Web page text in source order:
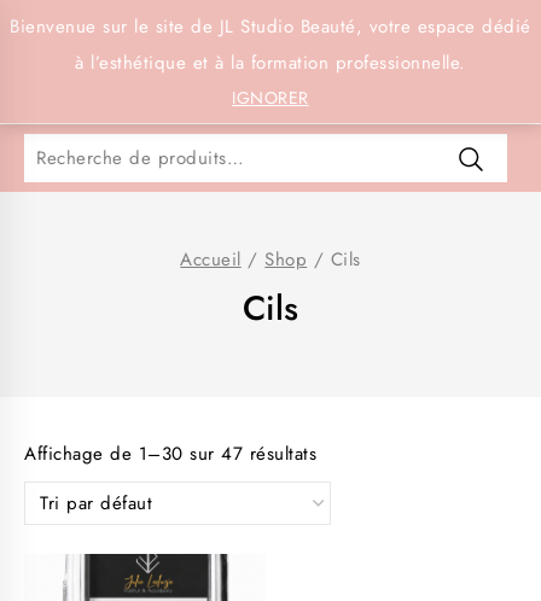
Bienvenue sur le site de JL Studio Beauté, votre espace dédié
à l’esthétique et à la formation professionnelle.
IGNORER
Connexion
Accueil / Shop / Cils
Cils
Affichage de 1–30 sur 47 résultats